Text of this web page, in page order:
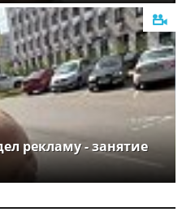
рекламу - занятие